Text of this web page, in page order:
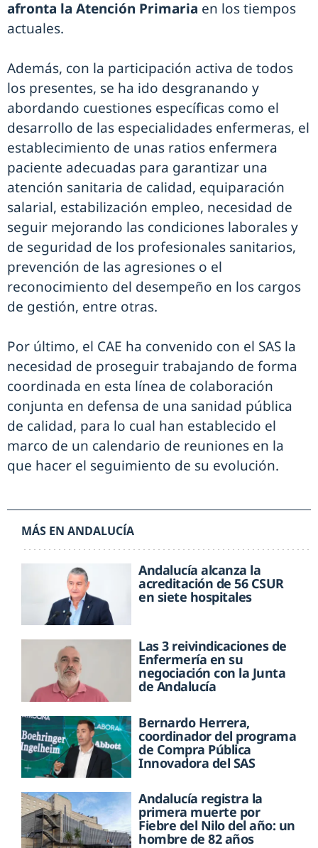
afronta la Atención Primaria en los tiempos
actuales.
Además, con la participación activa de todos
los presentes, se ha ido desgranando y
abordando cuestiones específicas como el
desarrollo de las especialidades enfermeras, el
establecimiento de unas ratios enfermera
paciente adecuadas para garantizar una
atención sanitaria de calidad, equiparación
salarial, estabilización empleo, necesidad de
seguir mejorando las condiciones laborales y
de seguridad de los profesionales sanitarios,
prevención de las agresiones o el
reconocimiento del desempeño en los cargos
de gestión, entre otras.
Por último, el CAE ha convenido con el SAS la
necesidad de proseguir trabajando de forma
coordinada en esta línea de colaboración
conjunta en defensa de una sanidad pública
de calidad, para lo cual han establecido el
marco de un calendario de reuniones en la
que hacer el seguimiento de su evolución.
MÁS EN ANDALUCÍA
Andalucía alcanza la
acreditación de 56 CSUR
en siete hospitales
Las 3 reivindicaciones de
Enfermería en su
negociación con la Junta
de Andalucía
Bernardo Herrera,
coordinador del programa
de Compra Pública
Innovadora del SAS
Andalucía registra la
primera muerte por
Fiebre del Nilo del año: un
hombre de 82 años